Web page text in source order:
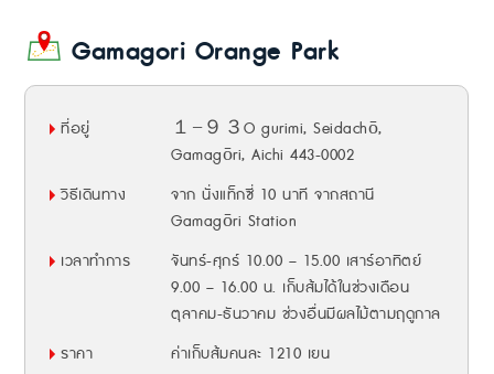
Gamagori Orange Park
ที่อยู่
１−９３O gurimi, Seidachō,
Gamagōri, Aichi 443-0002
วิธีเดินทาง
จาก นั่งแท็กซี่ 10 นาที จากสถานี
Gamagōri Station
เวลาทำการ
จันทร์-ศุกร์ 10.00 – 15.00 เสาร์อาทิตย์
9.00 – 16.00 น. เก็บส้มได้ในช่วงเดือน
ตุลาคม-ธันวาคม ช่วงอื่นมีผลไม้ตามฤดูกาล
ราคา
ค่าเก็บส้มคนละ 1210 เยน